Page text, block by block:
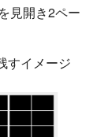
見開き2ペー
すイメージ